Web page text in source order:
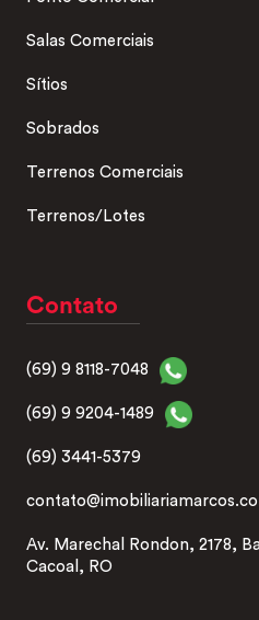
Salas Comerciais
Sítios
Sobrados
Terrenos Comerciais
Terrenos/Lotes
Contato
(69) 9 8118-7048
(69) 9 9204-1489
(69) 3441-5379
Av. Marechal Rondon, 2178,
Cacoal, RO